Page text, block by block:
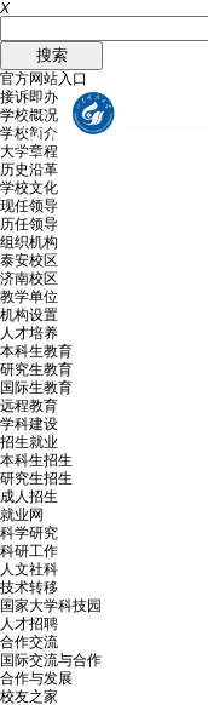
X
官方网站入口
接诉即办
学校概况
学校简介
大学章程
历史沿革
学校文化
现任领导
历任领导
组织机构
泰安校区
济南校区
教学单位
机构设置
人才培养
本科生教育
研究生教育
国际生教育
远程教育
学科建设
招生就业
本科生招生
研究生招生
成人招生
就业网
科学研究
科研工作
人文社科
技术转移
国家大学科技园
人才招聘
合作交流
国际交流与合作
合作与发展
校友之家